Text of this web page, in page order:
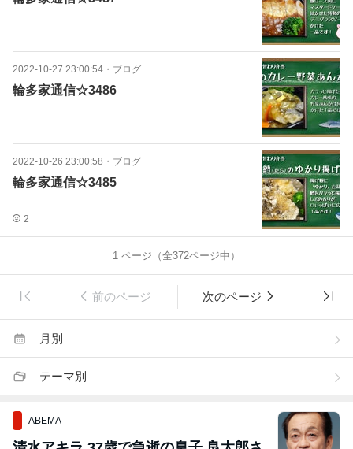
2022-10-27 23:00:54 ・ ブログ
輪多家通信☆3486
2022-10-26 23:00:58 ・ ブログ
輪多家通信☆3485
2
1 ページ（全372ページ中）
前のページ 次のページ
月別
テーマ別
ABEMA